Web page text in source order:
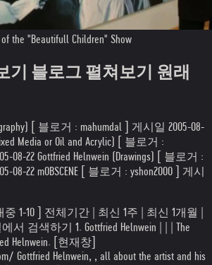
the "Beautifull Children" Show
기 블로그 펼쳐보기 원래
[ 블로거 : mahumdal ] 게시일 2005-08-
Media or Oil and Acrylic) [ 블로거 :
08-22 Gottfried Helnwein (Drawings) [ 블로거 :
08-22 mOBSCENE [ 블로거 : yshon2000 ] 게시
중 1-10 ] 전체기간 | 최신 1주 | 최신 1개월 |
서 검색하기 1. Gottfried Helnwein | | | The
Helnwein. [현재창]
Gottfried Helnwein, , all about the artist and his